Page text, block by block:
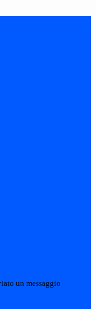
un messaggio